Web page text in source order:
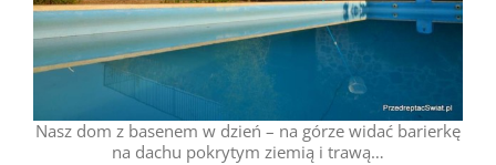
Nasz dom z basenem w dzień – na górze widać barierkę
na dachu pokrytym ziemią i trawą…